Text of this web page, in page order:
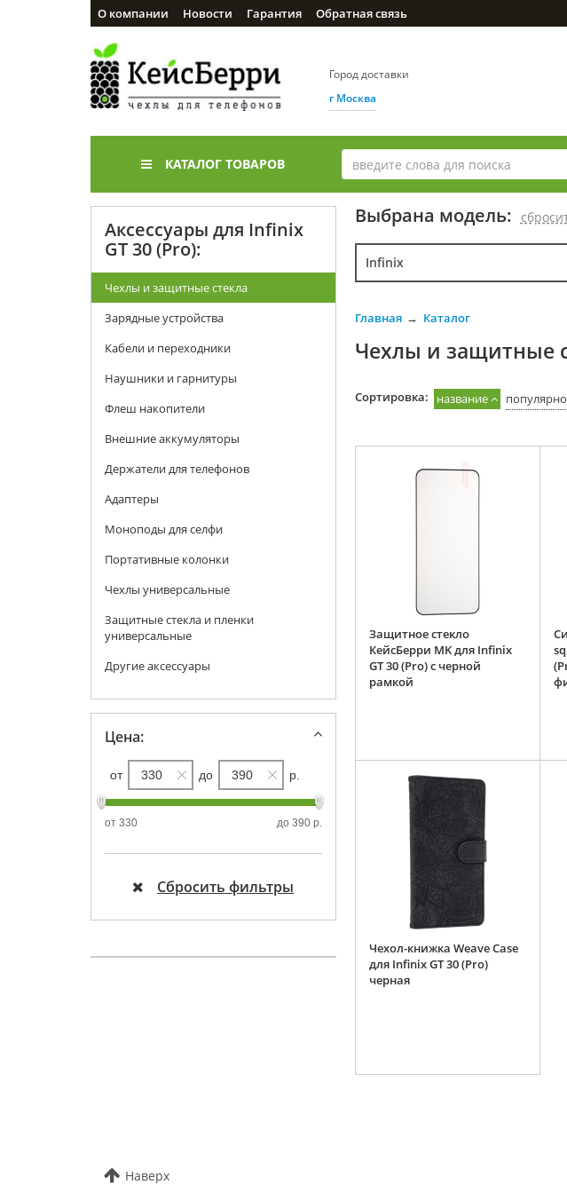
О компании Новости Гарантия Обратная связь
Город доставки
г Москва
КАТАЛОГ ТОВАРОВ
Аксессуары для Infinix
GT 30 (Pro):
Чехлы и защитные стекла
Зарядные устройства
Кабели и переходники
Наушники и гарнитуры
Флеш накопители
Внешние аккумуляторы
Держатели для телефонов
Адаптеры
Моноподы для селфи
Портативные колонки
Чехлы универсальные
Защитные стекла и пленки
универсальные
Другие аксессуары
Цена:
от до р.
от 330 до 390 р.
Сбросить фильтры
Выбрана модель:
Infinix
Главная Каталог
Чехлы и защитные
Cортировка: название
Защитное стекло
КейсБерри MK для Infinix
GT 30 (Pro) c черной
рамкой
Чехол-книжка Weave Case
для Infinix GT 30 (Pro)
черная
Наверх